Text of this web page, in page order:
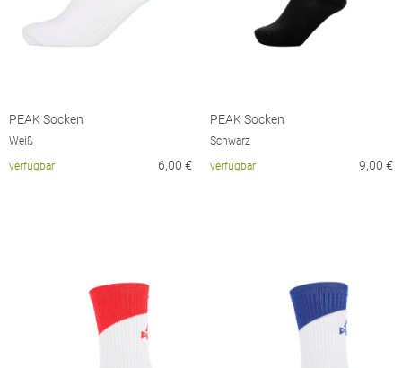
PEAK Socken
Weiß
verfügbar
6,00 €
PEAK Socken
Schwarz
verfügbar
9,00 €